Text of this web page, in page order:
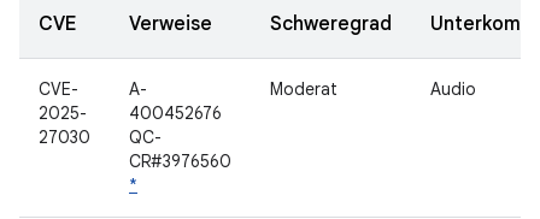
CVE Verweise Schweregrad
CVE-
2025-
27030
A-
400452676
QC-
CR#3976560
*
Moderat Audio